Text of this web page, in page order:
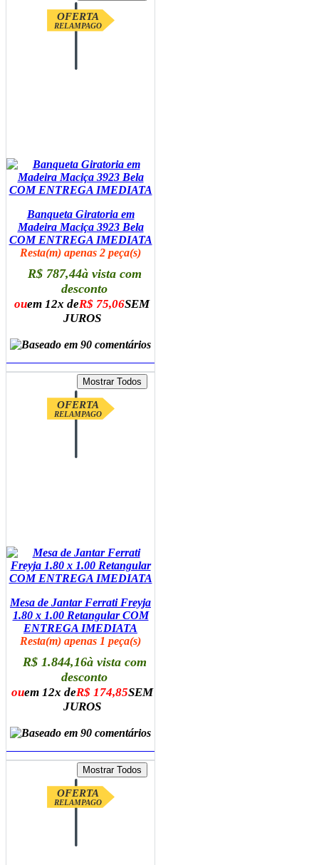
OFERTA
RELAMPAGO
Banqueta Giratoria em
Madeira Maciça 3923 Bela
COM ENTREGA IMEDIATA
Resta(m) apenas 2 peça(s)
R$ 787,44à vista com
desconto
ouem 12x deR$ 75,06SEM
JUROS
OFERTA
RELAMPAGO
Mesa de Jantar Ferrati Freyja
1.80 x 1.00 Retangular COM
ENTREGA IMEDIATA
Resta(m) apenas 1 peça(s)
R$ 1.844,16à vista com
desconto
ouem 12x deR$ 174,85SEM
JUROS
OFERTA
RELAMPAGO